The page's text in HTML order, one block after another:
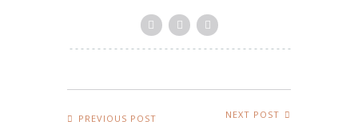
PREVIOUS POST NEXT POST